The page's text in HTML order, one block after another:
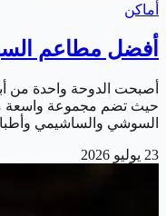
أماكن
أفضل مطاعم
أصبحت الدوحة واحدة من
حيث تضم مجموعة واسعة
السوشي والساشيمي
23 يوليو 2026